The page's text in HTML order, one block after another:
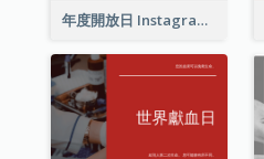
年度開放日 Instagram 帖子